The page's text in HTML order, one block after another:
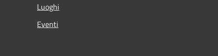
Luoghi
Eventi